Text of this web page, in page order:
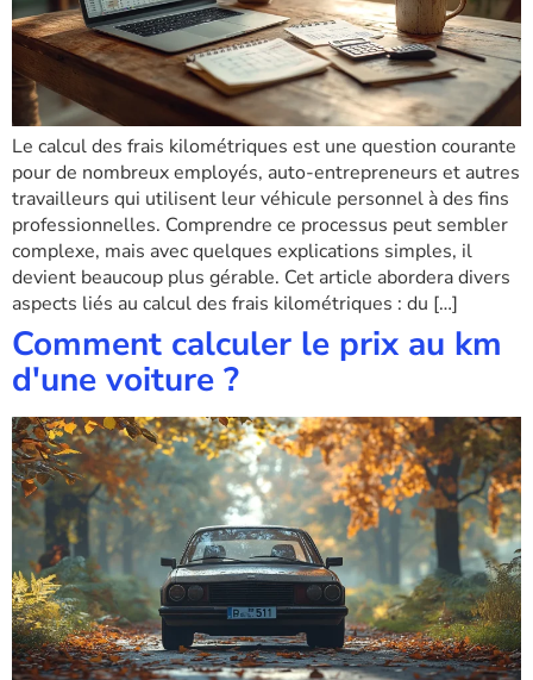
Le calcul des frais kilométriques est une question courante
pour de nombreux employés, auto-entrepreneurs et autres
travailleurs qui utilisent leur véhicule personnel à des fins
professionnelles. Comprendre ce processus peut sembler
complexe, mais avec quelques explications simples, il
devient beaucoup plus gérable. Cet article abordera divers
aspects liés au calcul des frais kilométriques : du […]
Comment calculer le prix au km
d'une voiture ?